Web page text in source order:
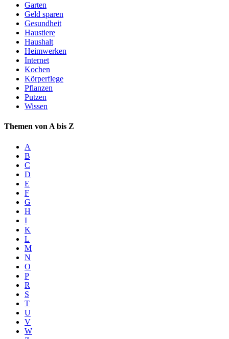
Garten
Geld sparen
Gesundheit
Haustiere
Haushalt
Heimwerken
Internet
Kochen
Körperflege
Pflanzen
Putzen
Wissen
Themen von A bis Z
A
B
C
D
E
F
G
H
I
K
L
M
N
O
P
R
S
T
U
V
W